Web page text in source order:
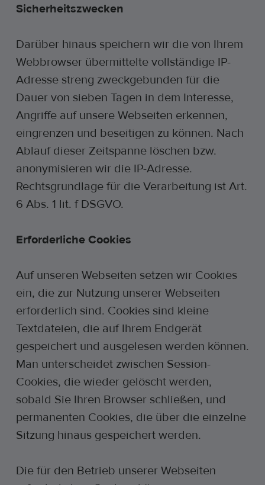
Sicherheitszwecken
Darüber hinaus speichern wir die von Ihrem
Webbrowser übermittelte vollständige IP-
Adresse streng zweckgebunden für die
Dauer von sieben Tagen in dem Interesse,
Angriffe auf unsere Webseiten erkennen,
eingrenzen und beseitigen zu können. Nach
Ablauf dieser Zeitspanne löschen bzw.
anonymisieren wir die IP-Adresse.
Rechtsgrundlage für die Verarbeitung ist Art.
6 Abs. 1 lit. f DSGVO.
Erforderliche Cookies
Auf unseren Webseiten setzen wir Cookies
ein, die zur Nutzung unserer Webseiten
erforderlich sind. Cookies sind kleine
Textdateien, die auf Ihrem Endgerät
gespeichert und ausgelesen werden können.
Man unterscheidet zwischen Session-
Cookies, die wieder gelöscht werden,
sobald Sie Ihren Browser schließen, und
permanenten Cookies, die über die einzelne
Sitzung hinaus gespeichert werden.
Die für den Betrieb unserer Webseiten